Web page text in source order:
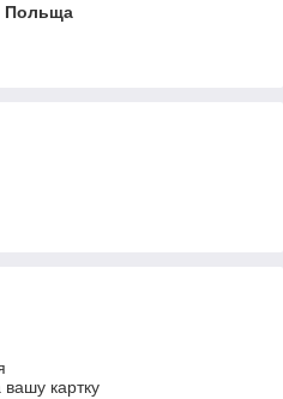
Польща
вашу картку